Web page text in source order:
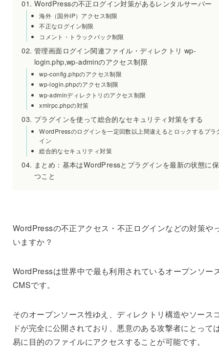
WordPressの不正ログイン対策があるレンタルサーバー
海外（国外IP）アクセス制限
不正なログイン制限
コメント・トラックバック制限
管理画面ログイン関連ファイル・ディレクトリ wp-
login.php,wp-adminのアクセス制限
wp-config.phpのアクセス制限
wp-login.phpのアクセス制限
wp-adminディレクトリのアクセス制限
xmlrpc.phpの対策
プラグインを使って総合的なセキュリティ対策をする
WordPressのログインを一定回数以上間違えるとロックするプラ
イン
総合的なセキュリティ対策
まとめ：基本はWordPressとプラグインを最新の状態に保
つこと
WordPressの不正アクセス・不正ログインなどの対策や
いますか？
WordPressは世界中で最も利用されているオープンソー
CMSです。
そのオープンソース性ゆえ、ディレクトリ構造やソース
ドが完全に公開されており、悪意のある攻撃者にとって
易に目的のファイルにアクセスすることが可能です。